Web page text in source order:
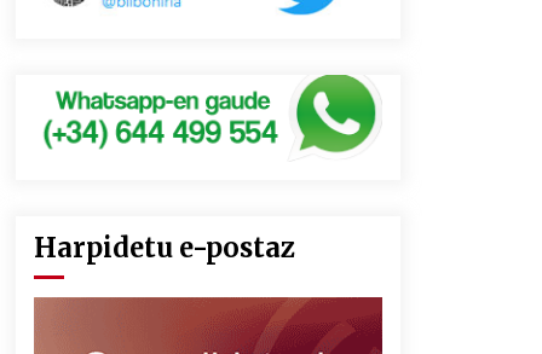
Harpidetu e-postaz